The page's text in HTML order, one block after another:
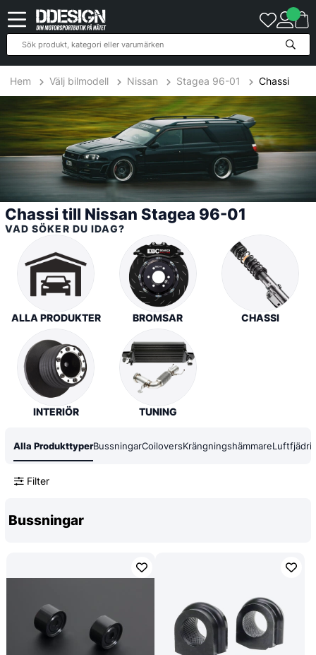
Hem Välj bilmodell Nissan Stagea 96-01 Chassi
Chassi till Nissan Stagea 96-01
VAD SÖKER DU IDAG?
ALLA PRODUKTER BROMSAR CHASSI
INTERIÖR TUNING
Alla ProdukttyperBussningarCoiloversKrängningshämmare
Filter
14 Produkter
Bussningar